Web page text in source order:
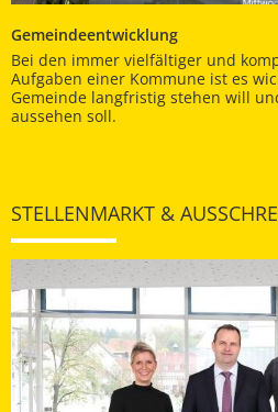
Gemeindeentwicklung
Bei den immer vielfältiger und
Aufgaben einer Kommune ist es
Gemeinde langfristig stehen will
aussehen soll.
STELLENMARKT &